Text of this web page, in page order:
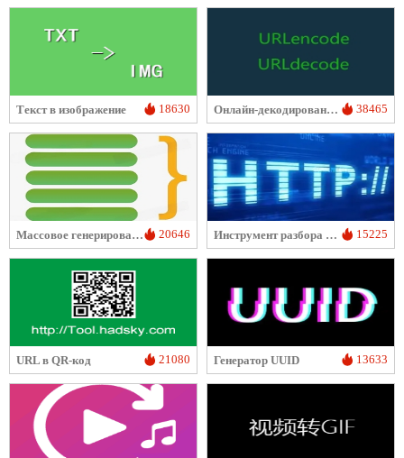
Текст в изображение 18630 Онлайн-декодирование/кодирование URL 38465
Массовое генерирование URL-адресов 20646 Инструмент разбора URL 15225
URL в QR-код 21080 Генератор UUID 13633